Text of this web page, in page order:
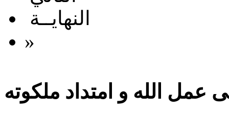
النهايــة
»
عمل الله و امتداد ملكوته